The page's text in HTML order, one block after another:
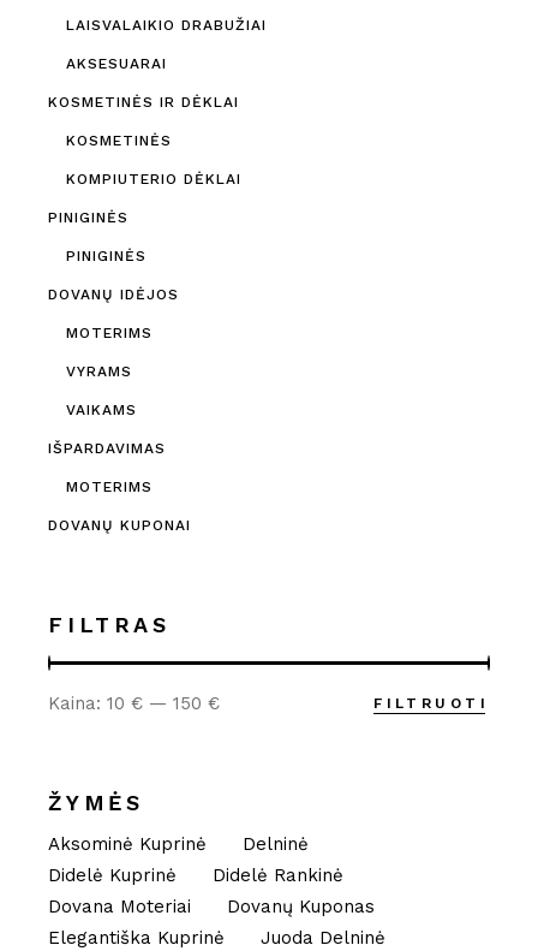
LAISVALAIKIO DRABUŽIAI
AKSESUARAI
KOSMETINĖS IR DĖKLAI
KOSMETINĖS
KOMPIUTERIO DĖKLAI
PINIGINĖS
PINIGINĖS
DOVANŲ IDĖJOS
MOTERIMS
VYRAMS
VAIKAMS
IŠPARDAVIMAS
MOTERIMS
DOVANŲ KUPONAI
FILTRAS
FILTRUOTI
Kaina:10 € —150 €
ŽYMĖS
Aksominė Kuprinė
Delninė
Didelė Kuprinė
Didelė Rankinė
Dovana Moteriai
Dovanų Kuponas
Elegantiška Kuprinė
Juoda Delninė